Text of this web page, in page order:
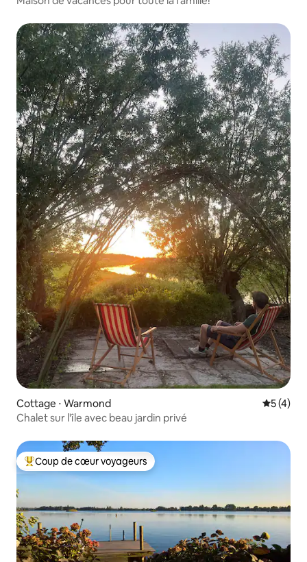
Cottage ⋅ Warmond
5 (4)
Chalet sur l'île avec beau jardin privé
Coups de cœur voyageurs les plus appréciés
Coup de cœur voyageurs